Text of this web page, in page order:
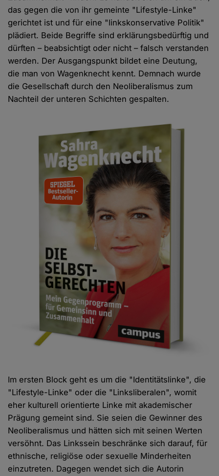
das gegen die von ihr gemeinte "Lifestyle-Linke"
gerichtet ist und für eine "linkskonservative Politik"
plädiert. Beide Begriffe sind erklärungsbedürftig und
dürften – beabsichtigt oder nicht – falsch verstanden
werden. Der Ausgangspunkt bildet eine Deutung,
die man von Wagenknecht kennt. Demnach wurde
die Gesellschaft durch den Neoliberalismus zum
Nachteil der unteren Schichten gespalten.
Im ersten Block geht es um die "Identitätslinke", die
"Lifestyle-Linke" oder die "Linksliberalen", womit
eher kulturell orientierte Linke mit akademischer
Prägung gemeint sind. Sie seien die Gewinner des
Neoliberalismus und hätten sich mit seinen Werten
versöhnt. Das Linkssein beschränke sich darauf, für
ethnische, religiöse oder sexuelle Minderheiten
einzutreten. Dagegen wendet sich die Autorin